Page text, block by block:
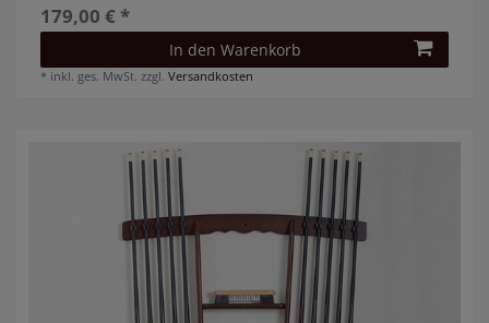
179,00 € *
In den Warenkorb
* inkl. ges. MwSt. zzgl.Versandkosten